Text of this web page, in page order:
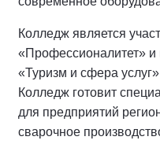
Колледж является
«Профессионалитет» и
«Туризм и сфера
Колледж готовит
для предприятий
сварочное